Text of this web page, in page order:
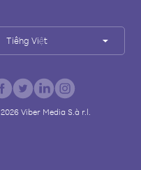
Tiếng Việt
2026Viber Media S.à r.l.